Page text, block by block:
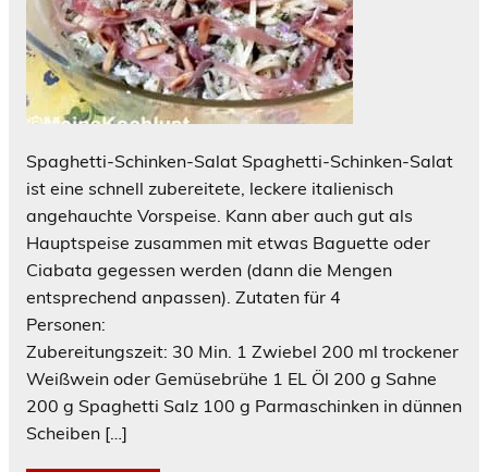
Spaghetti-Schinken-Salat Spaghetti-Schinken-Salat
ist eine schnell zubereitete, leckere italienisch
angehauchte Vorspeise. Kann aber auch gut als
Hauptspeise zusammen mit etwas Baguette oder
Ciabata gegessen werden (dann die Mengen
entsprechend anpassen). Zutaten für 4
Personen:
Zubereitungszeit: 30 Min. 1 Zwiebel 200 ml trockener
Weißwein oder Gemüsebrühe 1 EL Öl 200 g Sahne
200 g Spaghetti Salz 100 g Parmaschinken in dünnen
Scheiben […]